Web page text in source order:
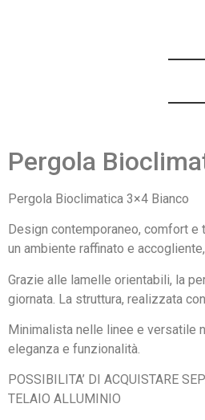
Pergola
Pergola Bioclimatica 3×4 Bianco
Design contemporaneo, comfort
un ambiente raffinato e
Grazie alle lamelle orientabili, la
giornata. La struttura, realizzata
Minimalista nelle linee e versatile
eleganza e funzionalità.
POSSIBILITA’ DI ACQUISTARE
TELAIO ALLUMINIO